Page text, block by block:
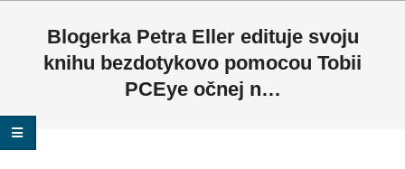
Blogerka Petra Eller edituje svoju
knihu bezdotykovo pomocou Tobii
PCEye očnej n…